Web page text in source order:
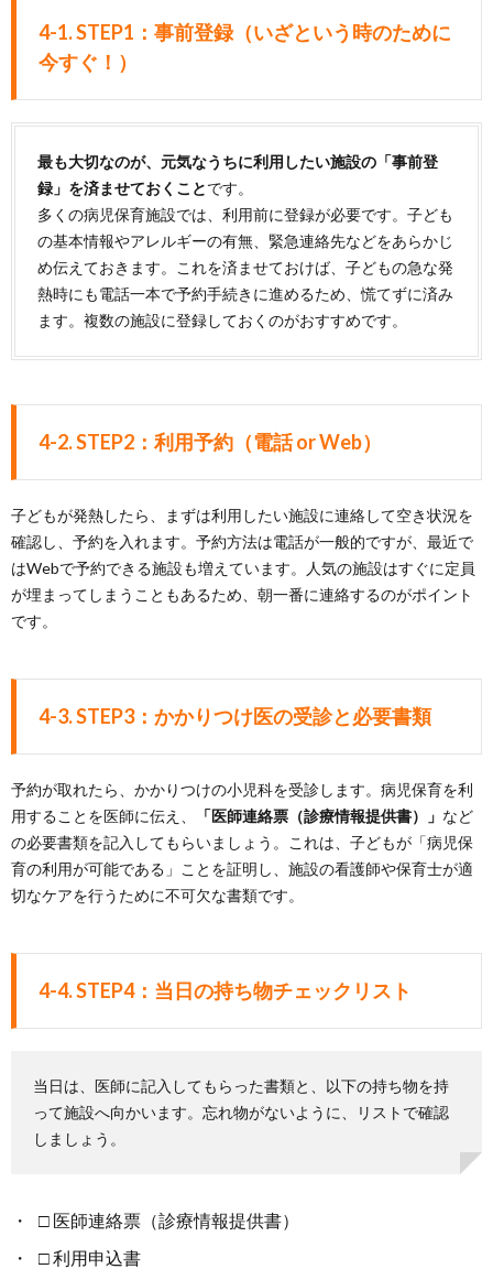
4-1. STEP1：事前登録（いざという時のために
今すぐ！）
最も大切なのが、元気なうちに利用したい施設の「事前登
録」を済ませておくことです。
多くの病児保育施設では、利用前に登録が必要です。子ども
の基本情報やアレルギーの有無、緊急連絡先などをあらかじ
め伝えておきます。これを済ませておけば、子どもの急な発
熱時にも電話一本で予約手続きに進めるため、慌てずに済み
ます。複数の施設に登録しておくのがおすすめです。
4-2. STEP2：利用予約（電話 or Web）
子どもが発熱したら、まずは利用したい施設に連絡して空き状況を
確認し、予約を入れます。予約方法は電話が一般的ですが、最近で
はWebで予約できる施設も増えています。人気の施設はすぐに定員
が埋まってしまうこともあるため、朝一番に連絡するのがポイント
です。
4-3. STEP3：かかりつけ医の受診と必要書類
予約が取れたら、かかりつけの小児科を受診します。病児保育を利
用することを医師に伝え、
「医師連絡票（診療情報提供書）」 など
の必要書類を記入してもらいましょう。これは、子どもが「病児保
育の利用が可能である」ことを証明し、施設の看護師や保育士が適
切なケアを行うために不可欠な書類です。
4-4. STEP4：当日の持ち物チェックリスト
当日は、医師に記入してもらった書類と、以下の持ち物を持
って施設へ向かいます。忘れ物がないように、リストで確認
しましょう。
□ 医師連絡票（診療情報提供書）
□ 利用申込書